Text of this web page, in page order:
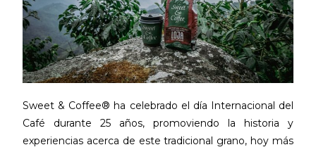
Sweet & Coffee® ha celebrado el día Internacional del
Café durante 25 años, promoviendo la historia y
experiencias acerca de este tradicional grano, hoy más